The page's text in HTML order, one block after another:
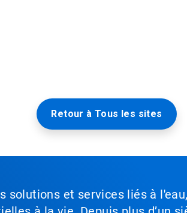
Retour à Tous les sites
solutions et services liés à